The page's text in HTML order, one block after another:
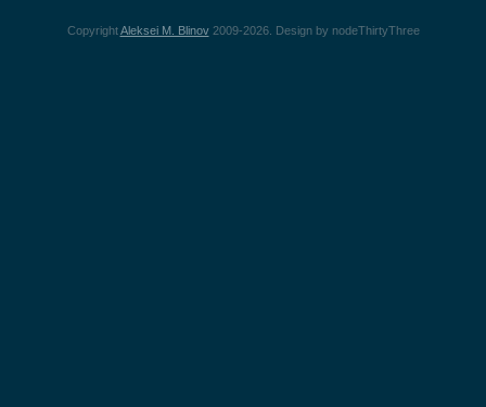
CopyrightAleksei M. Blinov2009-2026. Design by nodeThirtyThree